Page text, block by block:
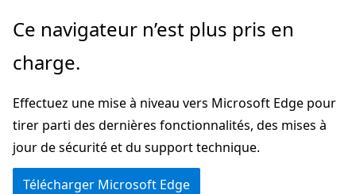
Passer
directement
au
principal
Ce navigateur n’est plus pris en
charge.
Effectuez une mise à niveau vers Microsoft Edge pour
tirer parti des dernières fonctionnalités, des mises à
jour de sécurité et du support technique.
Télécharger Microsoft Edge